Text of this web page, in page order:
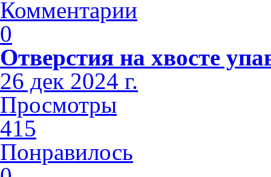
Комментарии
0
Отверстия на хвосте
26 дек 2024 г.
Просмотры
415
Понравилось